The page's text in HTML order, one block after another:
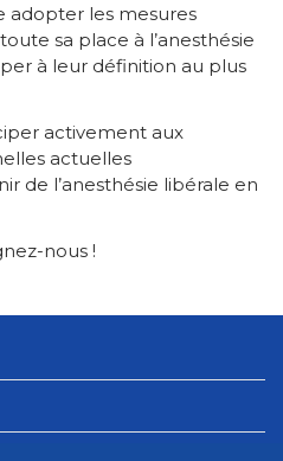
adopter les mesures
sa place à l’anesthésie
à leur définition au plus
activement aux
actuelles
de l’anesthésie libérale en
nous !